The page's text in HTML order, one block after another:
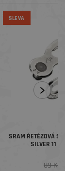
SLEVA
SRAM ŘETĚZOVÁ
SILVER 11
89 Kč